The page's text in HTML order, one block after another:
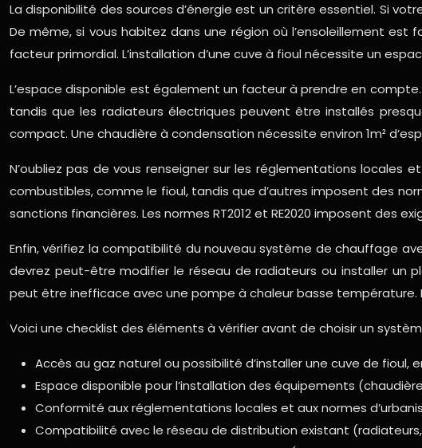
La disponibilité des sources d’énergie est un critère essentiel. Si
De même, si vous habitez dans une région où l’ensoleillement est
facteur primordial. L’installation d’une cuve à fioul nécessite un
L’espace disponible est également un facteur à prendre en
tandis que les radiateurs électriques peuvent être installés
compact. Une chaudière à condensation nécessite environ 1m²
N’oubliez pas de vous renseigner sur les réglementations locales
combustibles, comme le fioul, tandis que d’autres imposent des
sanctions financières. Les normes RT2012 et RE2020 imposent
Enfin, vérifiez la compatibilité du nouveau système de chauffage
devrez peut-être modifier le réseau de radiateurs ou installer un
peut être inefficace avec une pompe à chaleur basse
Voici une checklist des éléments à vérifier avant de choisir un
Accès au gaz naturel ou possibilité d’installer une cuve de fioul,
Espace disponible pour l’installation des équipements
Conformité aux réglementations locales et aux normes
Compatibilité avec le réseau de distribution existant